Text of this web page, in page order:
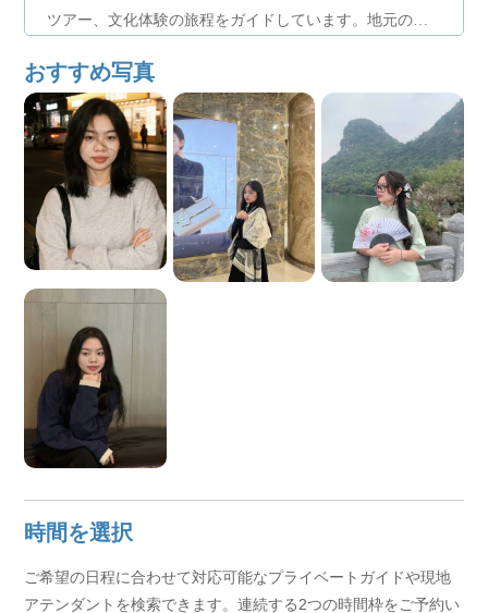
ツアー、文化体験の旅程をガイドしています。地元の歴
軟なガイドスタイルで、旅行者に本場のハノイの雰囲気
を体験していただきます。
おすすめ写真
時間を選択
ご希望の日程に合わせて対応可能なプライベートガイドや現地
アテンダントを検索できます。連続する2つの時間枠をご予約い